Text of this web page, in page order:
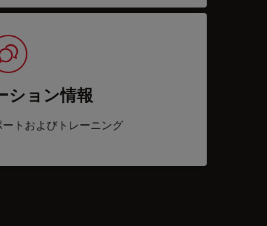
ション情報
トおよびトレーニング